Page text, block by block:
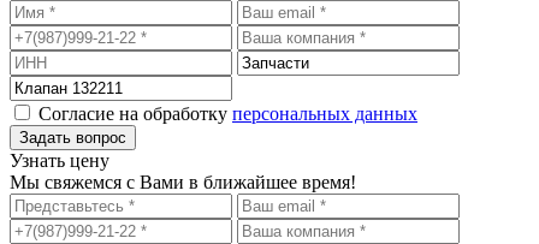
Согласие на обработку персональных данных
Узнать цену
Мы свяжемся с Вами в ближайшее время!